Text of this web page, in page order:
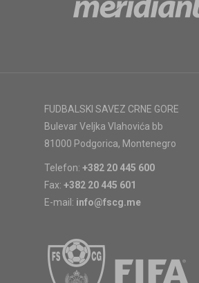
FUDBALSKI SAVEZ CRNE GORE
Bulevar Veljka Vlahovića bb
81000 Podgorica, Montenegro
Telefon: +382 20 445 600
Fax: +382 20 445 601
E-mail: info@fscg.me